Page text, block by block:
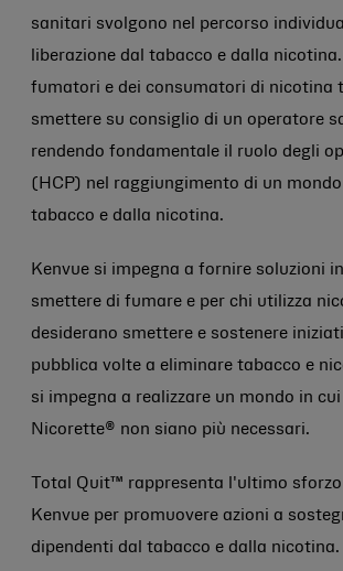
sanitari svolgono nel percorso
liberazione dal tabacco e dalla nicotina.
fumatori e dei consumatori di nicotina
smettere su consiglio di un operatore
rendendo fondamentale il ruolo degli
(HCP) nel raggiungimento di un mondo
tabacco e dalla nicotina.
Kenvue si impegna a fornire soluzioni
smettere di fumare e per chi utilizza
desiderano smettere e sostenere
pubblica volte a eliminare tabacco e
si impegna a realizzare un mondo in
Nicorette® non siano più necessari.
Total Quit™ rappresenta l'ultimo
Kenvue per promuovere azioni a
dipendenti dal tabacco e dalla nicotina.